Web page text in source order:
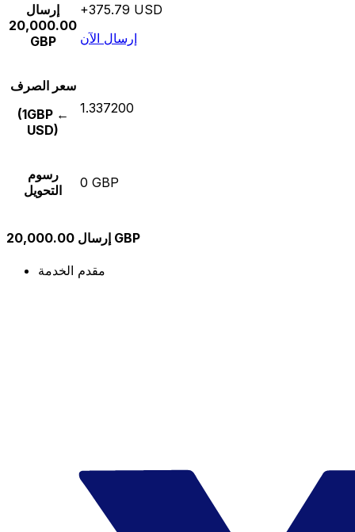
إرسال
20,000.00
GBP
+375.79 USD
إرسال الآن
سعر الصرف
(1GBP ←
USD)
1.337200
رسوم
التحويل
0 GBP
إرسال 20,000.00 GBP
مقدم الخدمة